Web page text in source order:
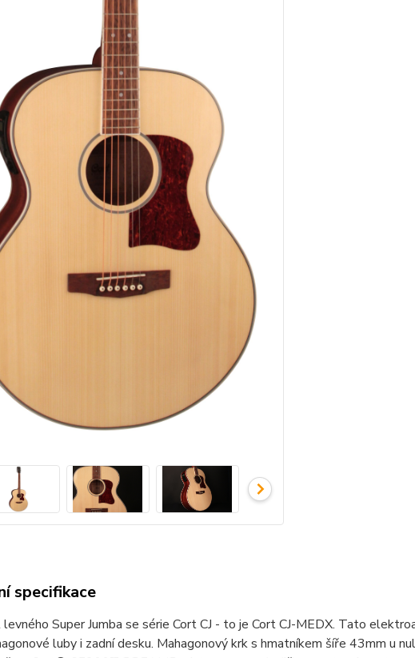
specifikace
Super Jumba se série Cort CJ - to je Cort CJ-MEDX. Tato
luby i zadní desku. Mahagonový krk s hmatníkem šíře 43mm u